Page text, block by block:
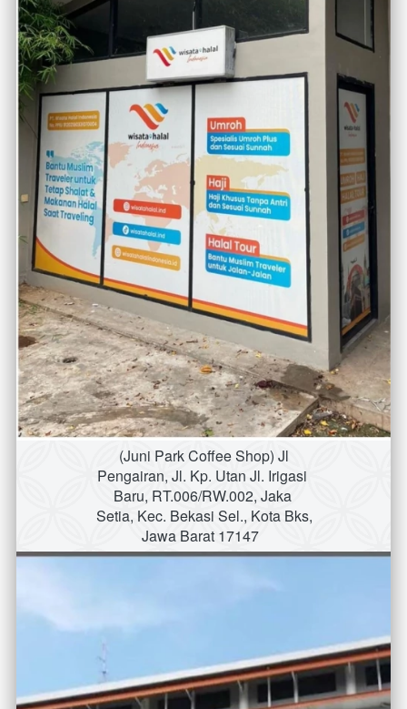
(Juni Park Coffee Shop) Jl
Pengairan, Jl. Kp. Utan Jl. Irigasi
Baru, RT.006/RW.002, Jaka
Setia, Kec. Bekasi Sel., Kota Bks,
Jawa Barat 17147